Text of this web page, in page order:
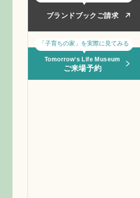
ブランドブックご請求
「子育ちの家」を実際に見てみる
Tomorrowʼs Life Museum
ご来場予約